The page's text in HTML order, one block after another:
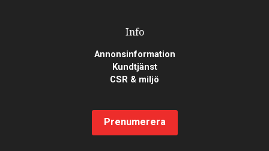
Info
Annonsinformation
Kundtjänst
CSR & miljö
Prenumerera